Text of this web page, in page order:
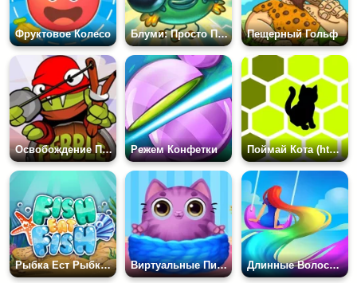
Фруктовое Колесо Блуми: Просто Покорми Меня Пещерный Гольф
Освобождение Птичек Режем Конфетки Поймай Кота (html5)
Рыбка Ест Рыбку 2: на 3 Игрока Виртуальные Питомцы Смолси Длинные Волосы Челлендж